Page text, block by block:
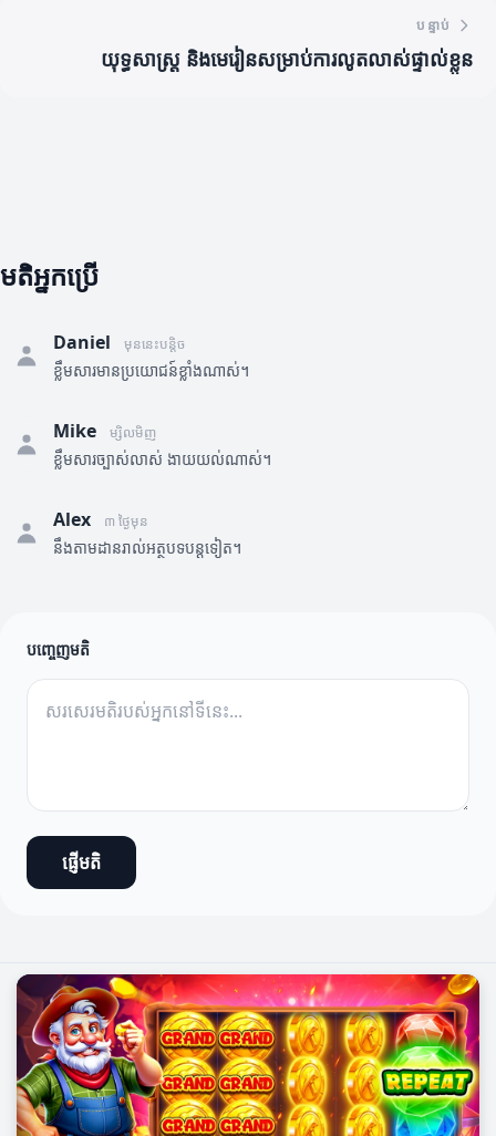
បន្ទាប់
យុទ្ធសាស្ត្រ និងមេរៀនសម្រាប់ការលូតលាស់ផ្ទាល់ខ្លួន
មតិអ្នកប្រើ
Daniel មុននេះបន្តិច
ខ្លឹមសារមានប្រយោជន៍ខ្លាំងណាស់។
Mike ម្សិលមិញ
ខ្លឹមសារច្បាស់លាស់ ងាយយល់ណាស់។
Alex ៣ ថ្ងៃមុន
នឹងតាមដានរាល់អត្ថបទបន្តទៀត។
បញ្ចេញមតិ
ផ្ញើមតិ